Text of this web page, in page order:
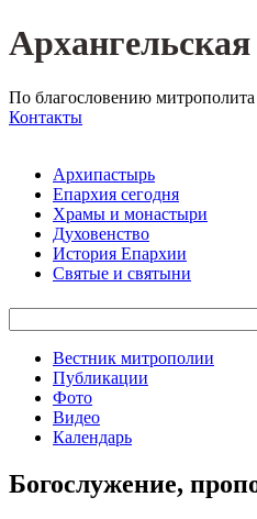
По благословению
Контакты
Архипастырь
Епархия сегодня
Храмы и монастыри
Духовенство
История Епархии
Святые и святыни
Вестник митрополии
Публикации
Фото
Видео
Календарь
Богослужение,